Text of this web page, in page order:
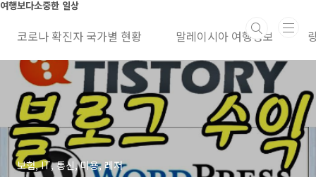
본문 바로가기
여행보다소중한 일상
코로나 확진자 국가별 현황 말레이시아 여행정보
보험, IT, 통신, 미용, 레저